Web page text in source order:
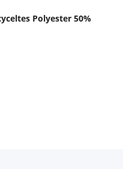
Polyester 50%